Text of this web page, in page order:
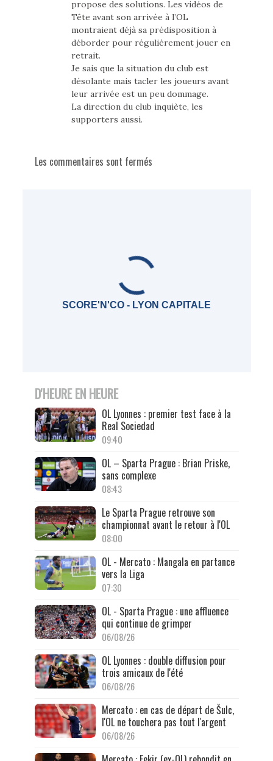
propose des solutions. Les vidéos de
Tête avant son arrivée à l’OL
montraient déjà sa prédisposition à
déborder pour régulièrement jouer en
retrait.
Je sais que la situation du club est
désolante mais tacler les joueurs avant
leur arrivée est un peu dommage.
La direction du club inquiète, les
supporters aussi.
Les commentaires sont fermés
SCORE'N'CO - LYON CAPITALE
D'HEURE EN HEURE
OL Lyonnes : premier test face à la
Real Sociedad
09:40
OL – Sparta Prague : Brian Priske,
sans complexe
08:43
Le Sparta Prague retrouve son
championnat avant le retour à l'OL
08:00
OL - Mercato : Mangala en partance
vers la Liga
07:30
OL - Sparta Prague : une affluence
qui continue de grimper
06/08/26
OL Lyonnes : double diffusion pour
trois amicaux de l'été
06/08/26
Mercato : en cas de départ de Šulc,
l'OL ne touchera pas tout l'argent
06/08/26